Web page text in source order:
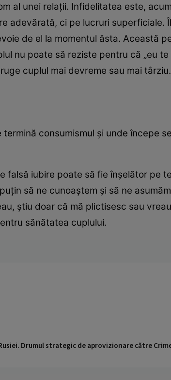
al unei relaţii. Infidelitatea este,
adevărată, ci pe lucruri superficiale.
de el la momentul ăsta. Această
nu poate să reziste pentru că „eu
cuplul mai devreme sau mai târziu.
consumismul şi unde începe
falsă iubire poate să fie înşelător pe
să ne cunoaştem şi să ne
ştiu doar că mă plictisesc sau
sănătatea cuplului.
Drumul strategic de aprovizionare către